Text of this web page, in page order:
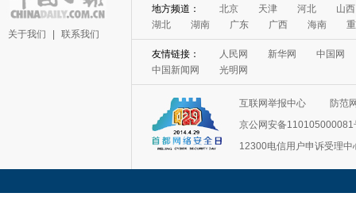
关于我们 联系我们
地方频道： 北京 天津 河北
山西
湖北
湖南 广东 广西 海南
友情链接： 人民网 新华网
中国网
中国新闻网
光明网
互联网举报中心
防范
京公网安备110105000081
12300电信用户申诉受理中